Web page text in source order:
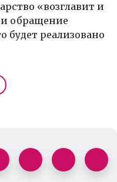
«возглавит и
и обращение
будет реализовано